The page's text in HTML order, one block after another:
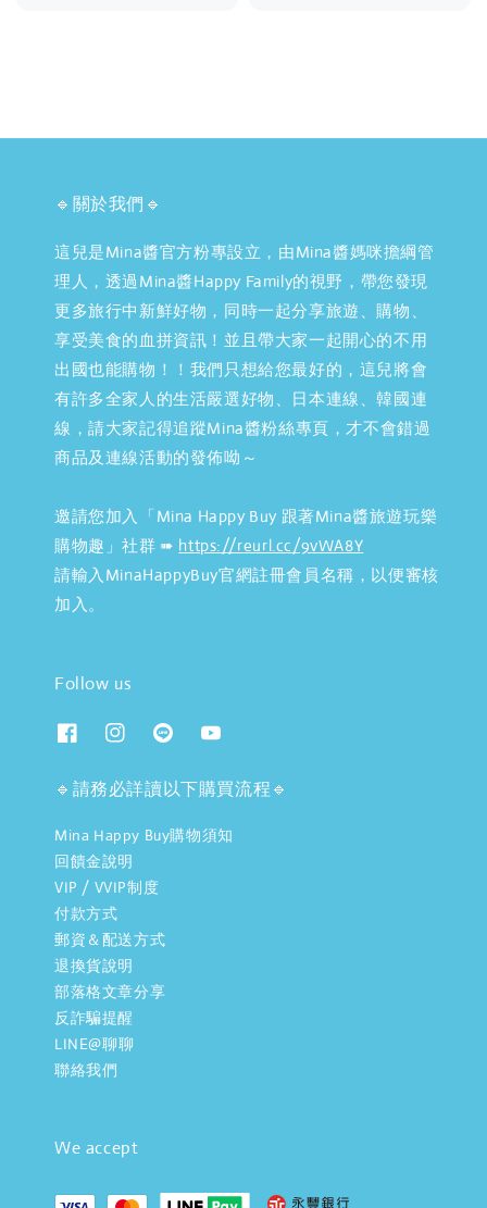
🔹關於我們🔹
這兒是Mina醬官方粉專設立，由Mina醬媽咪擔綱管
理人，透過Mina醬Happy Family的視野，帶您發現
更多旅行中新鮮好物，同時一起分享旅遊、購物、
享受美食的血拼資訊！並且帶大家一起開心的不用
出國也能購物！！我們只想給您最好的，這兒將會
有許多全家人的生活嚴選好物、日本連線、韓國連
線，請大家記得追蹤Mina醬粉絲專頁，才不會錯過
商品及連線活動的發佈呦～
邀請您加入「Mina Happy Buy 跟著Mina醬旅遊玩樂
購物趣」社群 ➠ https://reurl.cc/9vWA8Y
請輸入MinaHappyBuy官網註冊會員名稱，以便審核
加入。
Follow us
🔹請務必詳讀以下購買流程🔹
Mina Happy Buy購物須知
回饋金說明
VIP / VVIP制度
付款方式
郵資＆配送方式
退換貨說明
部落格文章分享
反詐騙提醒
LINE@聊聊
聯絡我們
We accept